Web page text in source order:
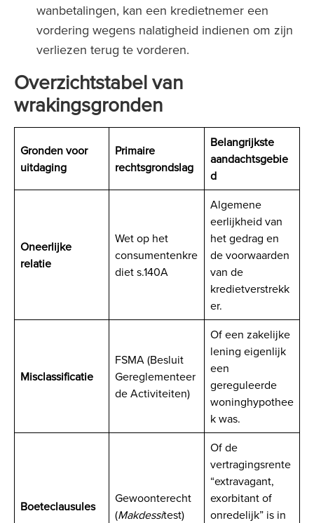
wanbetalingen, kan een kredietnemer een
vordering wegens nalatigheid indienen om zijn
verliezen terug te vorderen.
Overzichtstabel van
wrakingsgronden
Gronden voor
uitdaging
Primaire
rechtsgrondslag
Belangrijkste
aandachtsgebie
d
Oneerlijke
relatie
Wet op het
consumentenkre
diet s.140A
Algemene
eerlijkheid van
het gedrag en
de voorwaarden
van de
kredietverstrekk
er.
Misclassificatie
FSMA (Besluit
Gereglementeer
de Activiteiten)
Of een zakelijke
lening eigenlijk
een
gereguleerde
woninghypothee
k was.
Boeteclausules
Gewoonterecht
(Makdessitest)
Of de
vertragingsrente
“extravagant,
exorbitant of
onredelijk” is in